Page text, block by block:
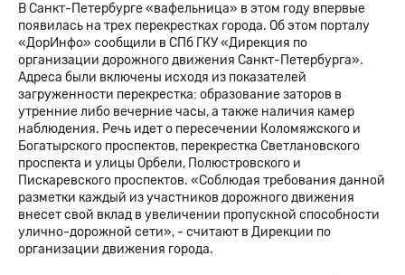
В Санкт-Петербурге «вафельница» в этом году впервые
появилась на трех перекрестках города. Об этом порталу
«ДорИнфо» сообщили в СПб ГКУ «Дирекция по
организации дорожного движения Санкт-Петербурга».
Адреса были включены исходя из показателей
загруженности перекрестка: образование заторов в
утренние либо вечерние часы, а также наличия камер
наблюдения. Речь идет о пересечении Коломяжского и
Богатырского проспектов, перекрестка Светлановского
проспекта и улицы Орбели, Полюстровского и
Пискаревского проспектов. «Соблюдая требования данной
разметки каждый из участников дорожного движения
внесет свой вклад в увеличении пропускной способности
улично-дорожной сети», - считают в Дирекции по
организации движения города.